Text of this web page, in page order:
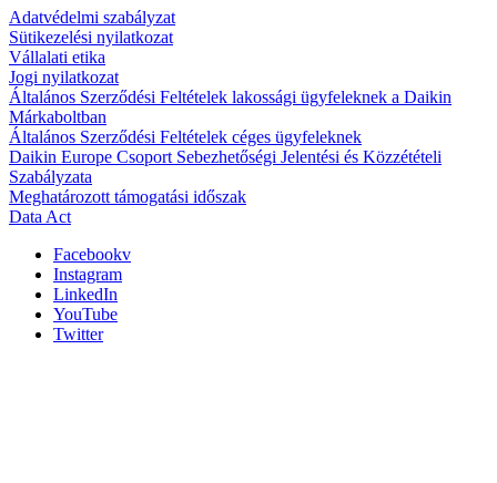
Adatvédelmi szabályzat
Sütikezelési nyilatkozat
Vállalati etika
Jogi nyilatkozat
Általános Szerződési Feltételek lakossági ügyfeleknek a Daikin
Márkaboltban
Általános Szerződési Feltételek céges ügyfeleknek
Daikin Europe Csoport Sebezhetőségi Jelentési és Közzétételi
Szabályzata
Meghatározott támogatási időszak
Data Act
Facebookv
Instagram
LinkedIn
YouTube
Twitter